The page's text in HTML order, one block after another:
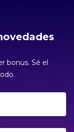
bonus. Sé el